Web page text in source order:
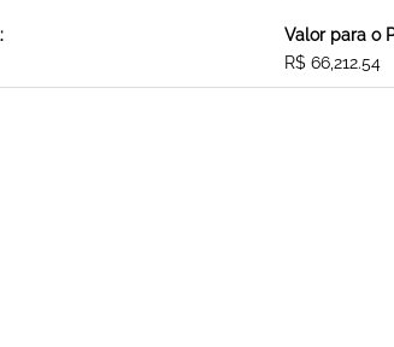
Valor para o
R$ 66,212.54